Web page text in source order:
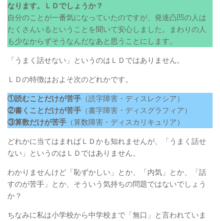
なります。ＬＤでしょうか？
自分のことが一番気になっていたのですが、発達凸凹の人は
たくさんいるということを聞いて安心しました。まわりの人
も少なからずそうなんだなあと思うことにします。
「うまく話せない」というのはＬＤではありません。
ＬＤの特徴はおよそ次のどれかです。
①読むことだけが苦手 （読字障害・ディスレクシア）
②書くことだけが苦手 （書字障害・ディスグラフィア）
③算数だけが苦手 （算数障害・ディスカリキュリア）
どれかに当てはまればＬＤかも知れませんが、「うまく話せ
ない」というのはＬＤではありません。
わかりませんけど「恥ずかしい」とか、「内気」とか、「話
すのが苦手」とか、そういう気持ちの問題ではないでしょう
か？
ちなみに私は小学校から中学校まで「無口」と言われていま